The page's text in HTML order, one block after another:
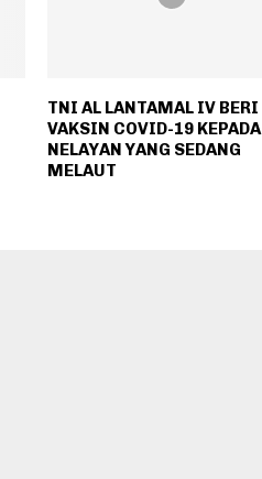
TNI AL LANTAMAL IV BERI
VAKSIN COVID-19 KEPADA
NELAYAN YANG SEDANG
MELAUT